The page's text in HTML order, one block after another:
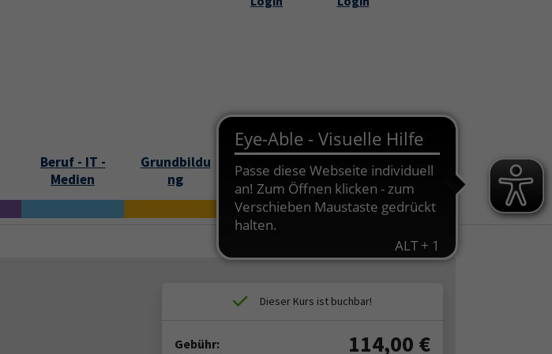
Beruf - IT -
Medien
Grundbildu
ng
Online
Bildungszei
t
Gebühr: 114,00 €